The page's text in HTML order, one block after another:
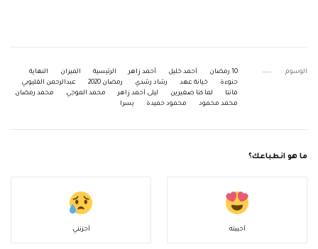
الوسوم 10 رمضان أحمد خليل أحمد زاهر الرئيسية الميزان
النهاية
حنوءة
خيانة عهد رشاد رشدي رمضان 2020
عبدالرحمن القليوبي
فانتا
لما كنا صغيرين ليلى أحمد زاهر محمد الموجي
محمد رمضان
محمد محمود
محمود حميدة يسرا
ما هو انطباعك؟
أحببته أحزنني